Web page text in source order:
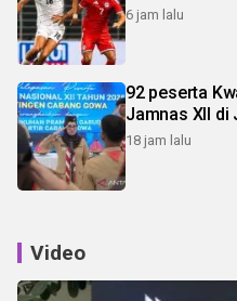
6 jam lalu
92 peserta
Jamnas XII di
18 jam lalu
Video